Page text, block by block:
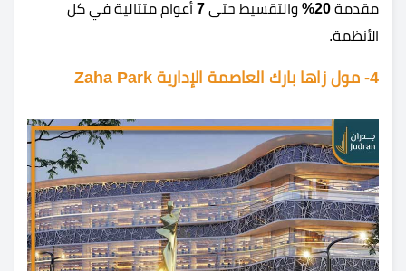
مقدمة 20% والتقسيط حتى 7 أعوام متتالية في كل
الأنظمة.
4- مول زاها بارك العاصمة الإدارية Zaha Park